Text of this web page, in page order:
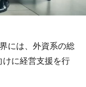
には、外資系の総
けに経営支援を行